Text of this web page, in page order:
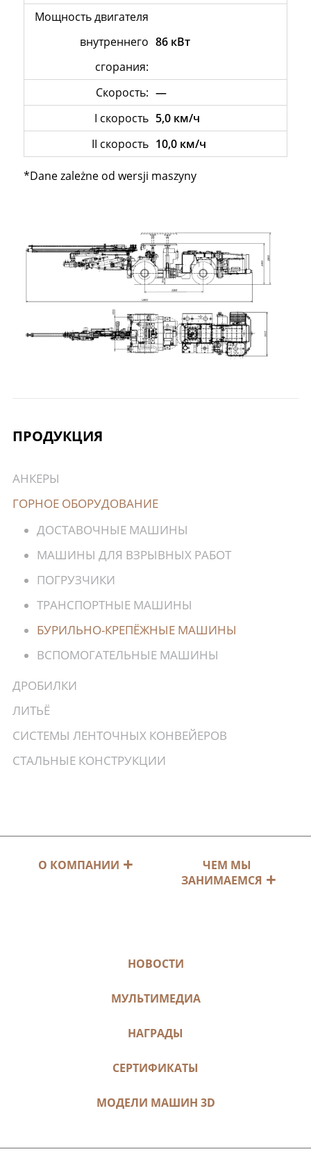
ПРОДУКЦИЯ
АНКЕРЫ
ГОРНОЕ ОБОРУДОВАНИЕ
ДОСТАВОЧНЫЕ МАШИНЫ
МАШИНЫ ДЛЯ ВЗРЫВНЫХ РАБОТ
ПОГРУЗЧИКИ
ТРАНСПОРТНЫЕ МАШИНЫ
БУРИЛЬНО-КРЕПЁЖНЫЕ МАШИНЫ
ВСПОМОГАТЕЛЬНЫЕ МАШИНЫ
ДРОБИЛКИ
ЛИТЬЁ
СИСТЕМЫ ЛЕНТОЧНЫХ КОНВЕЙЕРОВ
СТАЛЬНЫЕ КОНСТРУКЦИИ
Мощность двигателя
внутреннего
сгорания:
86 кВт
Скорость: —
I скорость 5,0 км/ч
II скорость 10,0 км/ч
*Dane zależne od wersji maszyny
О КОМПАНИИ
ЧЕМ МЫ
ЗАНИМАЕМСЯ
НОВОСТИ
МУЛЬТИМЕДИА
НАГРАДЫ
СЕРТИФИКАТЫ
МОДЕЛИ МАШИН 3D